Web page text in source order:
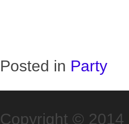
Posted in Party
Copyright © 2014